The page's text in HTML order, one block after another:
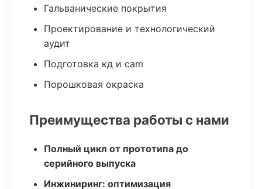
Гальванические покрытия
Проектирование и технологический
аудит
Подготовка кд и cam
Порошковая окраска
Преимущества работы с нами
Полный цикл от прототипа до
серийного выпуска
Инжиниринг: оптимизация